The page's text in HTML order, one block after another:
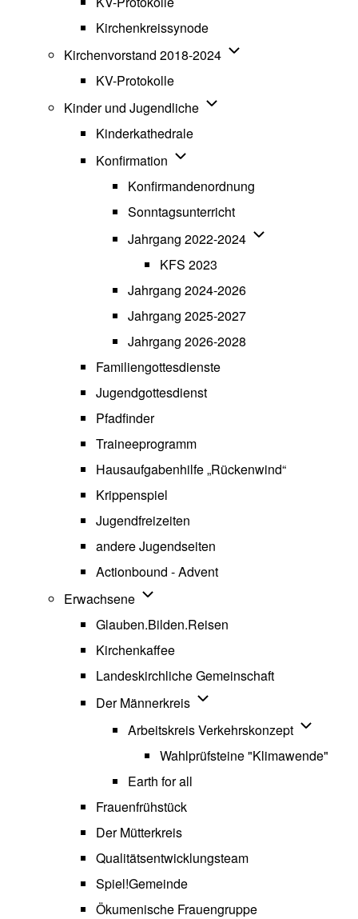
Kirchenkreissynode
Kirchenvorstand 2018-2024 Unternavigation von
KV-Protokolle
Kinder und Jugendliche Unternavigation von
Kinderkathedrale
Konfirmation Unternavigation von
Konfirmandenordnung
Sonntagsunterricht
Jahrgang 2022-2024 Unternavigation
KFS 2023
Jahrgang 2024-2026
Jahrgang 2025-2027
Jahrgang 2026-2028
Familiengottesdienste
Jugendgottesdienst
Pfadfinder(opens in new tab)
Traineeprogramm
Hausaufgabenhilfe „Rückenwind“
Krippenspiel
Jugendfreizeiten
andere Jugendseiten
Actionbound - Advent
Erwachsene Unternavigation von Erwachsene
Glauben.Bilden.Reisen
Kirchenkaffee
Landeskirchliche Gemeinschaft
Der Männerkreis Unternavigation von Der
Arbeitskreis Verkehrskonzept
Wahlprüfsteine "Klimawende"
Earth for all
Frauenfrühstück
Der Mütterkreis
Qualitätsentwicklungsteam
Spiel!Gemeinde
Ökumenische Frauengruppe